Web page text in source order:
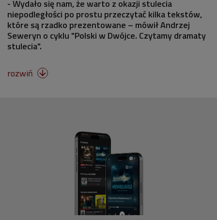
- Wydało się nam, że warto z okazji stulecia
niepodległości po prostu przeczytać kilka tekstów,
które są rzadko prezentowane – mówił Andrzej
Seweryn o cyklu "Polski w Dwójce. Czytamy dramaty
stulecia".
rozwiń 